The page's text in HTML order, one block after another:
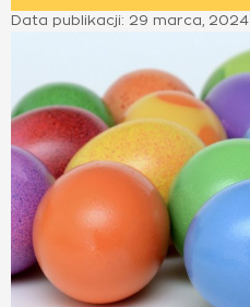
Data publikacji: 29 marca, 2024